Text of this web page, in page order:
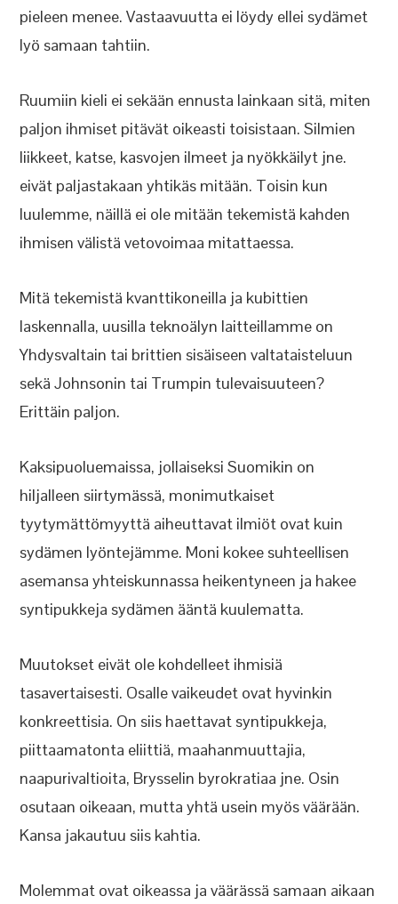
pieleen menee. Vastaavuutta ei löydy ellei sydämet
lyö samaan tahtiin.
Ruumiin kieli ei sekään ennusta lainkaan sitä, miten
paljon ihmiset pitävät oikeasti toisistaan. Silmien
liikkeet, katse, kasvojen ilmeet ja nyökkäilyt jne.
eivät paljastakaan yhtikäs mitään. Toisin kun
luulemme, näillä ei ole mitään tekemistä kahden
ihmisen välistä vetovoimaa mitattaessa.
Mitä tekemistä kvanttikoneilla ja kubittien
laskennalla, uusilla teknoälyn laitteillamme on
Yhdysvaltain tai brittien sisäiseen valtataisteluun
sekä Johnsonin tai Trumpin tulevaisuuteen?
Erittäin paljon.
Kaksipuoluemaissa, jollaiseksi Suomikin on
hiljalleen siirtymässä, monimutkaiset
tyytymättömyyttä aiheuttavat ilmiöt ovat kuin
sydämen lyöntejämme. Moni kokee suhteellisen
asemansa yhteiskunnassa heikentyneen ja hakee
syntipukkeja sydämen ääntä kuulematta.
Muutokset eivät ole kohdelleet ihmisiä
tasavertaisesti. Osalle vaikeudet ovat hyvinkin
konkreettisia. On siis haettavat syntipukkeja,
piittaamatonta eliittiä, maahanmuuttajia,
naapurivaltioita, Brysselin byrokratiaa jne. Osin
osutaan oikeaan, mutta yhtä usein myös väärään.
Kansa jakautuu siis kahtia.
Molemmat ovat oikeassa ja väärässä samaan aikaan